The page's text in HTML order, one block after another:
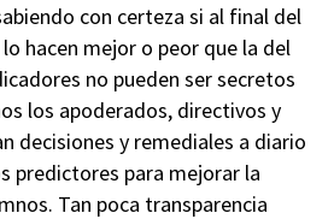
con certeza si al final del
hacen mejor o peor que la del
no pueden ser secretos
los apoderados, directivos y
decisiones y remediales a diario
predictores para mejorar la
Tan poca transparencia